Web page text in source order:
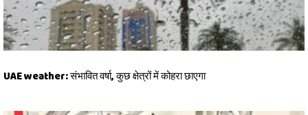
UAE weather: संभावित वर्षा, कुछ क्षेत्रों में कोहरा छाएगा